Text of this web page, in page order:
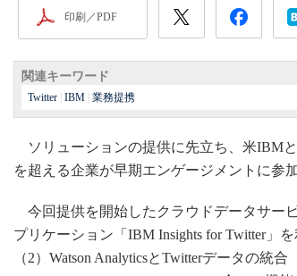
印刷／PDF
関連キーワード
Twitter IBM 業務提携
ソリューションの提供に先立ち、米IBM
を超える企業が早期エンゲージメントに参
今回提供を開始したクラウドデータサー
プリケーション「IBM Insights for Twitter」
（2）Watson AnalyticsとTwitterデータの統